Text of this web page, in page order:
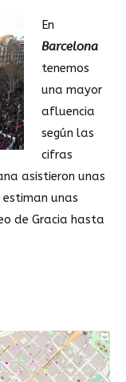
En
Barcelona
tenemos
una mayor
afluencia
según las
cifras
asistieron unas
unas
de Gracia hasta